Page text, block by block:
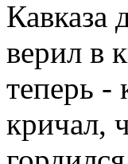
Кавказа
верил в
теперь -
кричал,